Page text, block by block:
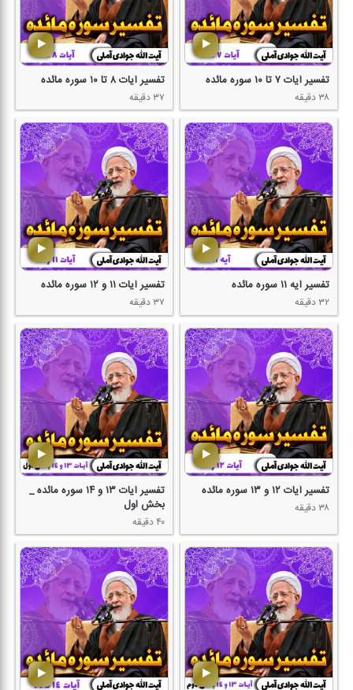
تفسیر آیات ۷ تا ۱۰ سوره مائده
۳۸ دقیقه
تفسیر آیات ۸ تا ۱۰ سوره مائده
۳۷ دقیقه
تفسیر آیه ۱۱ سوره مائده
۳۲ دقیقه
تفسیر آیات ۱۱ و ۱۲ سوره مائده
۳۷ دقیقه
تفسیر آیات ۱۲ و ۱۳ سوره مائده
۳۸ دقیقه
تفسیر آیات ۱۳ و ۱۴ سوره مائده _
بخش اول
۴۰ دقیقه